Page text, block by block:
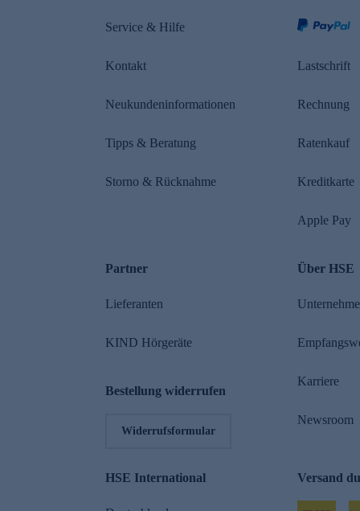
Service & Hilfe
Kontakt
Neukundeninformationen
Tipps & Beratung
Storno & Rücknahme
Lastschrift
Rechnung
Ratenkauf
Kreditkarte
Apple Pay
Partner
Lieferanten
KIND Hörgeräte
Bestellung widerrufen
Widerrufsformular
Über HSE
Karriere
Newsroom
HSE International Versand